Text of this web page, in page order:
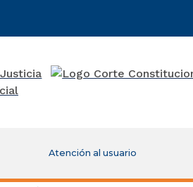
Atención al usuario